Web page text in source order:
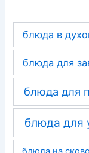
блюда в
блюда для
блюда для
блюда для